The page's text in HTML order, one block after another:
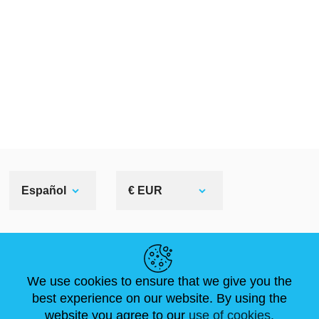
Español € EUR
NOVEDADES
ARTÍCULOS
ABOUT US
FAQ
TAMAÑOS ESTÁNDAR
CONTÁCTANOS
We use cookies to ensure that we give you the
best experience on our website. By using the
website you agree to our use of cookies.